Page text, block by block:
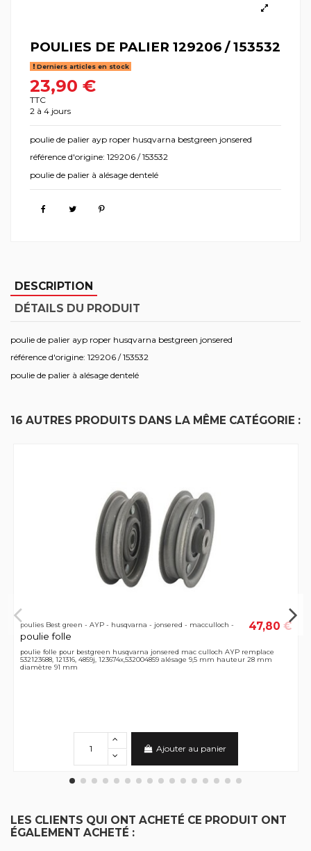
POULIES DE PALIER 129206 / 153532
Derniers articles en stock
23,90 €
TTC
2 à 4 jours
poulie de palier ayp roper husqvarna bestgreen jonsered
référence d'origine: 129206 / 153532
poulie de palier à alésage dentelé
DESCRIPTION
DÉTAILS DU PRODUIT
poulie de palier ayp roper husqvarna bestgreen jonsered
référence d'origine: 129206 / 153532
poulie de palier à alésage dentelé
16 AUTRES PRODUITS DANS LA MÊME CATÉGORIE :
poulies Best green - AYP - husqvarna - jonsered - macculloch -
poulie folle
47,80 €
poulie folle pour bestgreen husqvarna jonsered mac culloch AYP remplace
532123688, 121316, 4859j, 123674x,532004859 alésage 9,5 mm hauteur 28 mm
diamètre 91 mm
Ajouter au panier
LES CLIENTS QUI ONT ACHETÉ CE PRODUIT ONT
ÉGALEMENT ACHETÉ :